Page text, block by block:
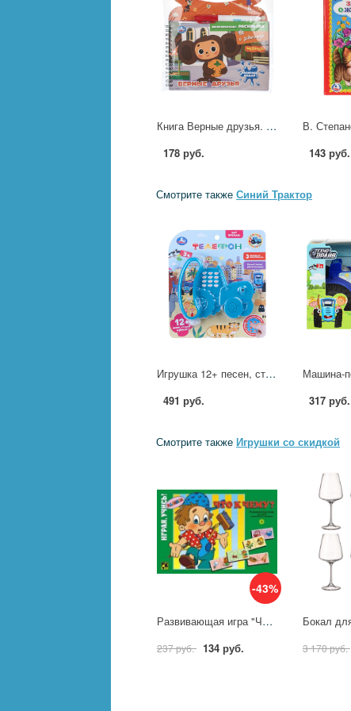
Книга Верные друзья. Чебурашка Золотая коллекция УМка 9785506104223
178 руб.
143 руб.
Смотрите также Синий Трактор
Игрушка 12+ песен, стихов и звуков Синий Трактор УМка HT1498-R-WOD
491 руб.
317 руб.
Смотрите также Игрушки со скидкой
-43%
Развивающая игра "Что к чему" (40 элементов) Step 76007
237 руб. 134 руб. 3 170 руб.